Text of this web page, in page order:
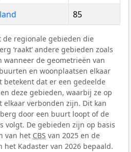
85
de regionale gebieden die
‘raakt’ andere gebieden zoals
de geometrieën van
en woonplaatsen elkaar
betekent dat er een gedeelde
deze gebieden, waarbij ze op
verbonden zijn. Dit kan
door een buurt loopt of de
volgt. De gebieden zijn op basis
van het CBS van 2025 en de
het Kadaster van 2026 bepaald.